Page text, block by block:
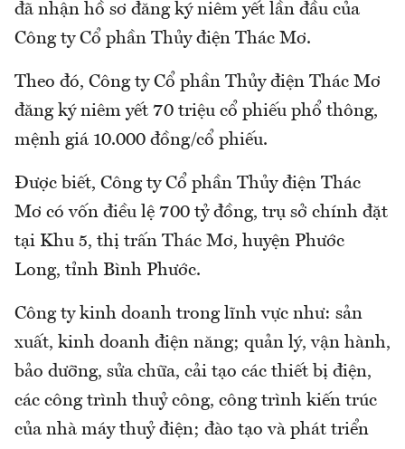
đã nhận hồ sơ đăng ký niêm yết lần đầu của
Công ty Cổ phần Thủy điện Thác Mơ.
Theo đó, Công ty Cổ phần Thủy điện Thác Mơ
đăng ký niêm yết 70 triệu cổ phiếu phổ thông,
mệnh giá 10.000 đồng/cổ phiếu.
Được biết, Công ty Cổ phần Thủy điện Thác
Mơ có vốn điều lệ 700 tỷ đồng, trụ sở chính đặt
tại Khu 5, thị trấn Thác Mơ, huyện Phước
Long, tỉnh Bình Phước.
Công ty kinh doanh trong lĩnh vực như: sản
xuất, kinh doanh điện năng; quản lý, vận hành,
bảo dưỡng, sửa chữa, cải tạo các thiết bị điện,
các công trình thuỷ công, công trình kiến trúc
của nhà máy thuỷ điện; đào tạo và phát triển